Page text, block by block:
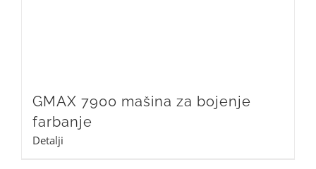
GMAX 7900 mašina za bojenje
farbanje
Detalji